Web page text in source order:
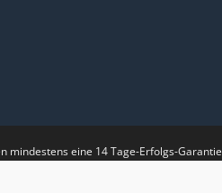
eine 14 Tage-Erfolgs-